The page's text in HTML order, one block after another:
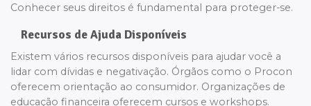
Conhecer seus direitos é fundamental para proteger-se.
Recursos de Ajuda Disponíveis
Existem vários recursos disponíveis para ajudar você a
lidar com dívidas e negativação. Órgãos como o Procon
oferecem orientação ao consumidor. Organizações de
educação financeira oferecem cursos e workshops.